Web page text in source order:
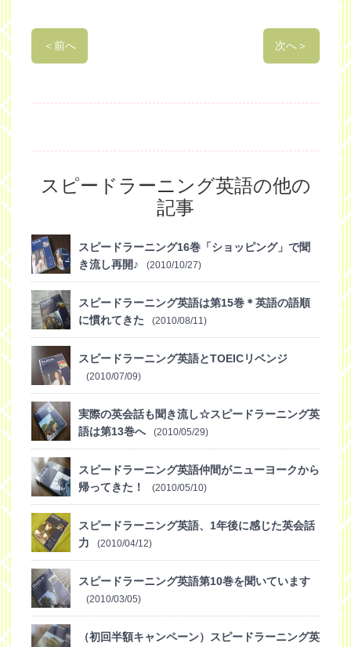
＜前へ 次へ＞
スピードラーニング英語の他の
記事
スピードラーニング16巻「ショッピング」で聞
き流し再開♪
(2010/10/27)
スピードラーニング英語は第15巻＊英語の語順
に慣れてきた
(2010/08/11)
スピードラーニング英語とTOEICリベンジ
(2010/07/09)
実際の英会話も聞き流し☆スピードラーニング英
語は第13巻へ
(2010/05/29)
スピードラーニング英語仲間がニューヨークから
帰ってきた！
(2010/05/10)
スピードラーニング英語、1年後に感じた英会話
力
(2010/04/12)
スピードラーニング英語第10巻を聞いています
(2010/03/05)
（初回半額キャンペーン）スピードラーニング英